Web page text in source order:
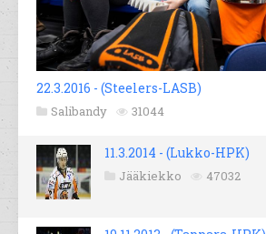
22.3.2016 - (Steelers-LASB)
Salibandy 31044
11.3.2014 - (Lukko-HPK)
Jääkiekko 47032